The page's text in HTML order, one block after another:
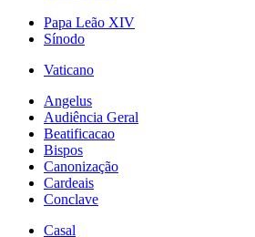
Papa Leão XIV
Sínodo
Vaticano
Angelus
Audiência Geral
Beatificacao
Bispos
Canonização
Cardeais
Conclave
Casal